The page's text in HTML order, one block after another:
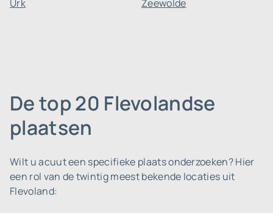
Urk Zeewolde
De top 20 Flevolandse
plaatsen
Wilt u acuut een specifieke plaats onderzoeken? Hier
een rol van de twintig meest bekende locaties uit
Flevoland: